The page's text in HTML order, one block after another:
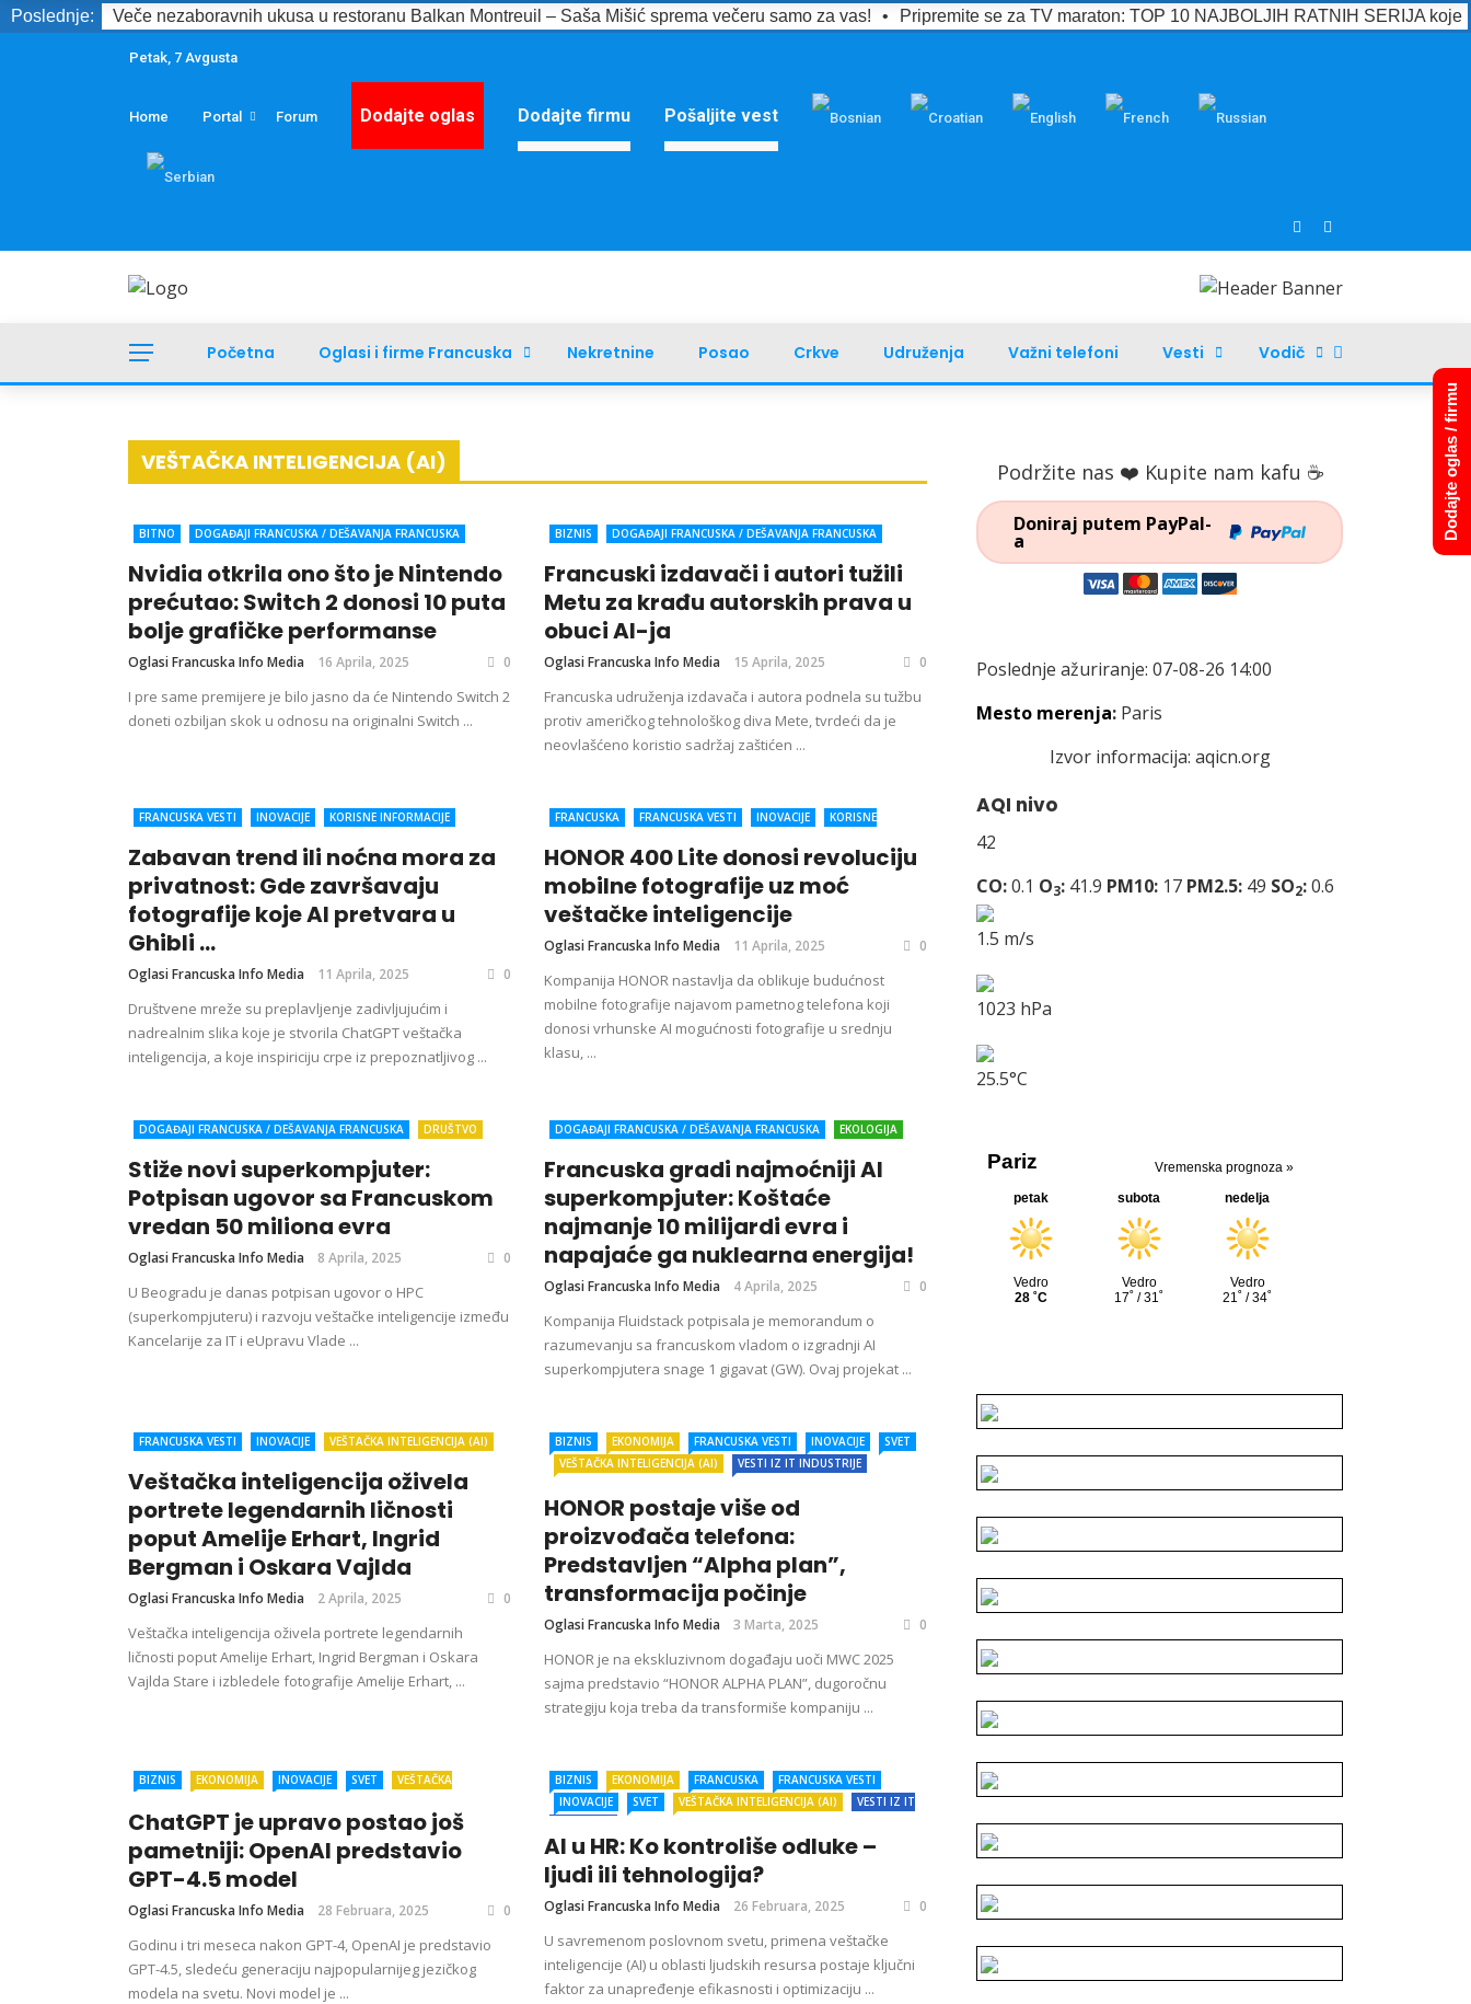
Poslednje: Veče nezaboravnih ukusa u restoranu Balkan Montreuil – Saša Mišić sprema večeru samo za vas! • Pripremite se za TV maraton: TOP 10 NAJBOLJIH RATNIH SERIJA
Petak, 7 Avgusta
Home Portal Forum Dodajte oglas Dodajte firmu Pošaljite vest
Početna Oglasi i firme Francuska Nekretnine Posao Crkve Udruženja Važni telefoni Vesti Vodič
VEŠTAČKA INTELIGENCIJA (AI)
BITNO
DOGAĐAJI FRANCUSKA / DEŠAVANJA FRANCUSKA
INTELIGENCIJA (AI)
VESTI IZ IT INDUSTRIJE ZANIMLJIVOSTI
Nvidia otkrila ono što je Nintendo
prećutao: Switch 2 donosi 10 puta
bolje grafičke performanse
Oglasi Francuska Info Media 16 Aprila, 2025 0
I pre same premijere je bilo jasno da će Nintendo Switch 2
doneti ozbiljan skok u odnosu na originalni Switch ...
BIZNIS
DOGAĐAJI FRANCUSKA / DEŠAVANJA FRANCUSKA
ISTRAŽUJEMO
KORISNE INFORMACIJE SVET
VEŠTAČKA
INTELIGENCIJA (AI)
VESTI IZ IT INDUSTRIJE ZANIMLJIVOSTI
Francuski izdavači i autori tužili
Metu za krađu autorskih prava u
obuci AI-ja
Oglasi Francuska Info Media 15 Aprila, 2025 0
Francuska udruženja izdavača i autora podnela su tužbu
protiv američkog tehnološkog diva Mete, tvrdeći da je
neovlašćeno koristio sadržaj zaštićen ...
FRANCUSKA VESTI INOVACIJE
KORISNE INFORMACIJE
INDUSTRIJE
ZABAVA ZANIMLJIVOSTI
Zabavan trend ili noćna mora za
privatnost: Gde završavaju
fotografije koje AI pretvara u
Ghibli ...
Oglasi Francuska Info Media 11 Aprila, 2025 0
Društvene mreže su preplavljenje zadivljujućim i
nadrealnim slika koje je stvorila ChatGPT veštačka
inteligencija, a koje inspiriciju crpe iz prepoznatljivog ...
FRANCUSKA FRANCUSKA VESTI INOVACIJE
KORISNE
INDUSTRIJE
ZANIMLJIVOSTI ŽIVOT I STIL
HONOR 400 Lite donosi revoluciju
mobilne fotografije uz moć
veštačke inteligencije
Oglasi Francuska Info Media 11 Aprila, 2025 0
Kompanija HONOR nastavlja da oblikuje budućnost
mobilne fotografije najavom pametnog telefona koji
donosi vrhunske AI mogućnosti fotografije u srednju
klasu, ...
DOGAĐAJI FRANCUSKA / DEŠAVANJA FRANCUSKA
DRUŠTVO
SVET
VEŠTAČKA INTELIGENCIJA (AI) VESTI IZ IT INDUSTRIJE
Stiže novi superkompjuter:
Potpisan ugovor sa Francuskom
vredan 50 miliona evra
Oglasi Francuska Info Media 8 Aprila, 2025 0
U Beogradu je danas potpisan ugovor o HPC
(superkompjuteru) i razvoju veštačke inteligencije između
Kancelarije za IT i eUpravu Vlade ...
DOGAĐAJI FRANCUSKA / DEŠAVANJA FRANCUSKA
EKOLOGIJA
INOVACIJE
VEŠTAČKA INTELIGENCIJA (AI)
VESTI IZ IT
INDUSTRIJE
Francuska gradi najmoćniji AI
superkompjuter: Koštaće
najmanje 10 milijardi evra i
napajaće ga nuklearna energija!
Oglasi Francuska Info Media 4 Aprila, 2025 0
Kompanija Fluidstack potpisala je memorandum o
razumevanju sa francuskom vladom o izgradnji AI
superkompjutera snage 1 gigavat (GW). Ovaj projekat ...
FRANCUSKA VESTI INOVACIJE
VEŠTAČKA INTELIGENCIJA (AI)
Veštačka inteligencija oživela
portrete legendarnih ličnosti
poput Amelije Erhart, Ingrid
Bergman i Oskara Vajlda
Oglasi Francuska Info Media 2 Aprila, 2025 0
Veštačka inteligencija oživela portrete legendarnih
ličnosti poput Amelije Erhart, Ingrid Bergman i Oskara
Vajlda Stare i izbledele fotografije Amelije Erhart, ...
BIZNIS EKONOMIJA FRANCUSKA VESTI INOVACIJE
SVET
VEŠTAČKA INTELIGENCIJA (AI)
VESTI IZ IT INDUSTRIJE
HONOR postaje više od
proizvođača telefona:
Predstavljen “Alpha plan”,
transformacija počinje
Oglasi Francuska Info Media 3 Marta, 2025 0
HONOR je na ekskluzivnom događaju uoči MWC 2025
sajma predstavio “HONOR ALPHA PLAN”, dugoročnu
strategiju koja treba da transformiše kompaniju ...
BIZNIS EKONOMIJA INOVACIJE SVET
VEŠTAČKA
AMERIČKE DRŽAVE
ChatGPT je upravo postao još
pametniji: OpenAI predstavio
GPT-4.5 model
Oglasi Francuska Info Media 28 Februara, 2025 0
Godinu i tri meseca nakon GPT-4, OpenAI je predstavio
GPT-4.5, sledeću generaciju najpopularnijeg jezičkog
modela na svetu. Novi model je ...
BIZNIS EKONOMIJA FRANCUSKA
FRANCUSKA VESTI
INOVACIJE
SVET VEŠTAČKA INTELIGENCIJA (AI)
VESTI IZ IT
AI u HR: Ko kontroliše odluke –
ljudi ili tehnologija?
Oglasi Francuska Info Media 26 Februara, 2025 0
U savremenom poslovnom svetu, primena veštačke
inteligencije (AI) u oblasti ljudskih resursa postaje ključni
faktor za unapređenje efikasnosti i optimizaciju ...
Podržite nas ❤️ Kupite nam kafu ☕
Doniraj putem PayPal-
a
Poslednje ažuriranje: 07-08-26 14:00
Mesto merenja: Paris
Izvor informacija: aqicn.org
AQI nivo
42
CO:0.1 O3: 41.9 PM10: 17 PM2.5: 49 SO2:0.6
1.5 m/s
1023 hPa
25.5°C
Dodajte oglas / firmu